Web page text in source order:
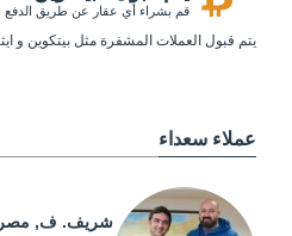
قم بشراء أي عقار عن طريق الدفع
يتم قبول العملات المشفرة مثل بيتكوين و
عملاء سعداء
شريف. ف, مصر